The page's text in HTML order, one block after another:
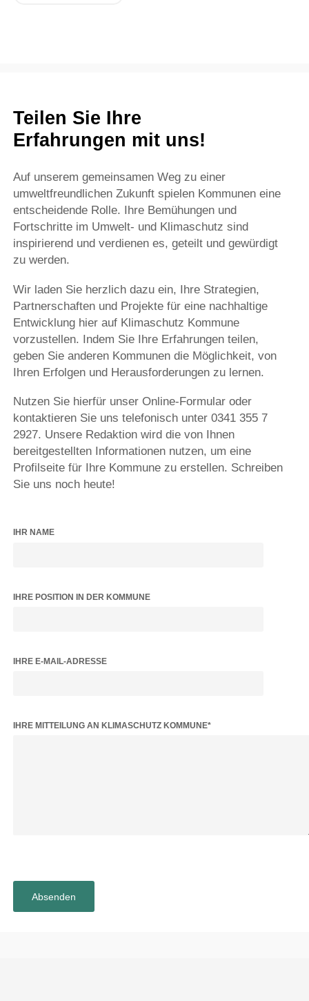
Teilen Sie Ihre
Erfahrungen mit uns!
Auf unserem gemeinsamen Weg zu einer
umweltfreundlichen Zukunft spielen Kommunen eine
entscheidende Rolle. Ihre Bemühungen und
Fortschritte im Umwelt- und Klimaschutz sind
inspirierend und verdienen es, geteilt und gewürdigt
zu werden.
Wir laden Sie herzlich dazu ein, Ihre Strategien,
Partnerschaften und Projekte für eine nachhaltige
Entwicklung hier auf Klimaschutz Kommune
vorzustellen. Indem Sie Ihre Erfahrungen teilen,
geben Sie anderen Kommunen die Möglichkeit, von
Ihren Erfolgen und Herausforderungen zu lernen.
Nutzen Sie hierfür unser Online-Formular oder
kontaktieren Sie uns telefonisch unter 0341 355 7
2927. Unsere Redaktion wird die von Ihnen
bereitgestellten Informationen nutzen, um eine
Profilseite für Ihre Kommune zu erstellen. Schreiben
Sie uns noch heute!
IHR NAME
IHRE POSITION IN DER KOMMUNE
IHRE E-MAIL-ADRESSE
BITTE LASSE DIESES FELD LEER.
IHRE MITTEILUNG AN KLIMASCHUTZ KOMMUNE*